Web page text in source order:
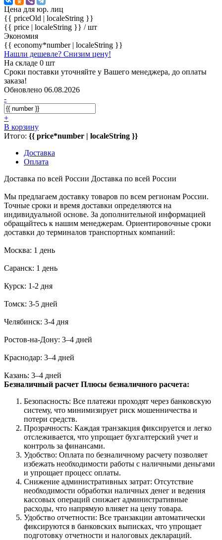
Цена для юр. лиц
{{ priceOld | localeString }}
{{ price | localeString }} / шт
Экономия
{{ economy*number | localeString }}
Нашли дешевле? Снизим цену!
На складе 0 шт
Сроки поставки уточняйте у Вашего менеджера, до оплаты
заказа!
Обновлено 06.08.2026
-
+
В корзину
Итого: {{ price*number | localeString }}
Доставка
Оплата
Доставка по всей России Доставка по всей России
Мы предлагаем доставку товаров по всем регионам России.
Точные сроки и время доставки определяются на
индивидуальной основе. За дополнительной информацией
обращайтесь к нашим менеджерам. Ориентировочные сроки
доставки до терминалов транспортных компаний:
Москва: 1 день
Саранск: 1 день
Курск: 1-2 дня
Томск: 3-5 дней
Челябинск: 3-4 дня
Ростов-на-Дону: 3–4 дней
Краснодар: 3–4 дней
Казань: 3–4 дней
Безналичный расчет Плюсы безналичного расчета:
Безопасность: Все платежи проходят через банковскую
систему, что минимизирует риск мошенничества и
потери средств.
Прозрачность: Каждая транзакция фиксируется и легко
отслеживается, что упрощает бухгалтерский учет и
контроль за финансами.
Удобство: Оплата по безналичному расчету позволяет
избежать необходимости работы с наличными деньгами
и упрощает процесс оплаты.
Снижение административных затрат: Отсутствие
необходимости обработки наличных денег и ведения
кассовых операций снижает административные
расходы, что напрямую влияет на цену товара.
Удобство отчетности: Все транзакции автоматически
фиксируются в банковских выписках, что упрощает
подготовку отчетности и налоговых деклараций.